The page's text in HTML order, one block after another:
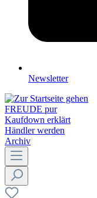
Newsletter
FREUDE pur
Kaufdown erklärt
Händler werden
Archiv